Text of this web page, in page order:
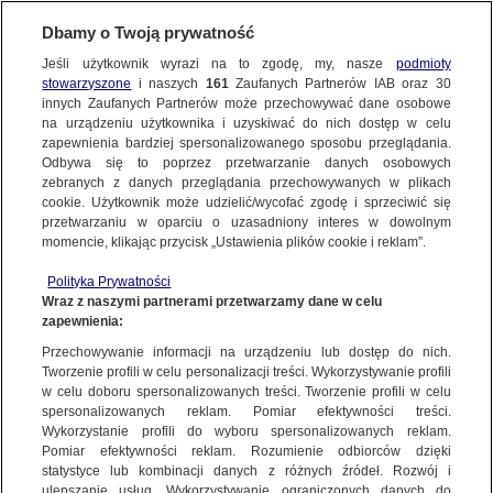
NAJNOWSZE
ZOBACZ FAKTY
FAKTY PO FAKTACH
FAKTY O ŚWIECIE
WIĘCEJ
KANAŁY
Dzień dobry!
Jedno konto do wszystkich usług
Dbamy o Twoją prywatność
Jeśli użytkownik wyrazi na to zgodę, my, nasze podmioty
stowarzyszone i naszych 161Zaufanych Partnerów IAB oraz 30
innych Zaufanych Partnerów może przechowywać dane osobowe
na urządzeniu użytkownika i uzyskiwać do nich dostęp w celu
zapewnienia bardziej spersonalizowanego sposobu przeglądania.
Odbywa się to poprzez przetwarzanie danych osobowych
zebranych z danych przeglądania przechowywanych w plikach
cookie. Użytkownik może udzielić/wycofać zgodę i sprzeciwić się
przetwarzaniu w oparciu o uzasadniony interes w dowolnym
momencie, klikając przycisk „Ustawienia plików cookie i reklam”.
Polityka Prywatności
Wraz z naszymi partnerami przetwarzamy dane w celu
zapewnienia:
Przechowywanie informacji na urządzeniu lub dostęp do nich.
Tworzenie profili w celu personalizacji treści. Wykorzystywanie profili
w celu doboru spersonalizowanych treści. Tworzenie profili w celu
spersonalizowanych reklam. Pomiar efektywności treści.
Wykorzystanie profili do wyboru spersonalizowanych reklam.
Pomiar efektywności reklam. Rozumienie odbiorców dzięki
statystyce lub kombinacji danych z różnych źródeł. Rozwój i